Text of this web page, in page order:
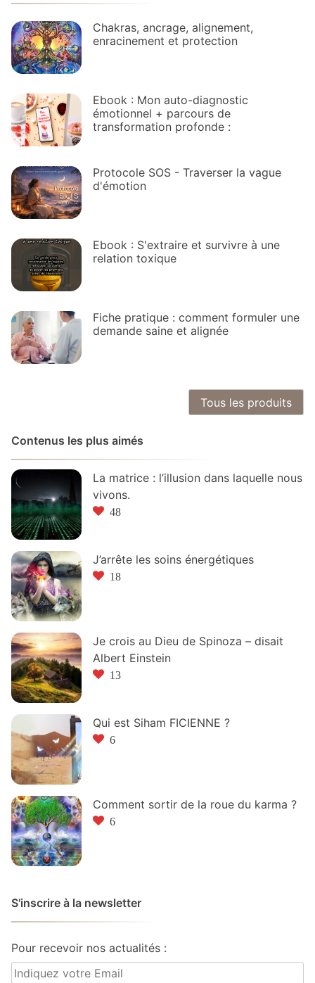
Chakras, ancrage, alignement,
enracinement et protection
Ebook : Mon auto-diagnostic
émotionnel + parcours de
transformation profonde :
Protocole SOS - Traverser la vague
d'émotion
Ebook : S'extraire et survivre à une
relation toxique
Fiche pratique : comment formuler une
demande saine et alignée
Tous les produits
Contenus les plus aimés
La matrice : l’illusion dans laquelle nous
vivons.
48
J’arrête les soins énergétiques
18
Je crois au Dieu de Spinoza – disait
Albert Einstein
13
Qui est Siham FICIENNE ?
6
Comment sortir de la roue du karma ?
6
S'inscrire à la newsletter
Pour recevoir nos actualités :